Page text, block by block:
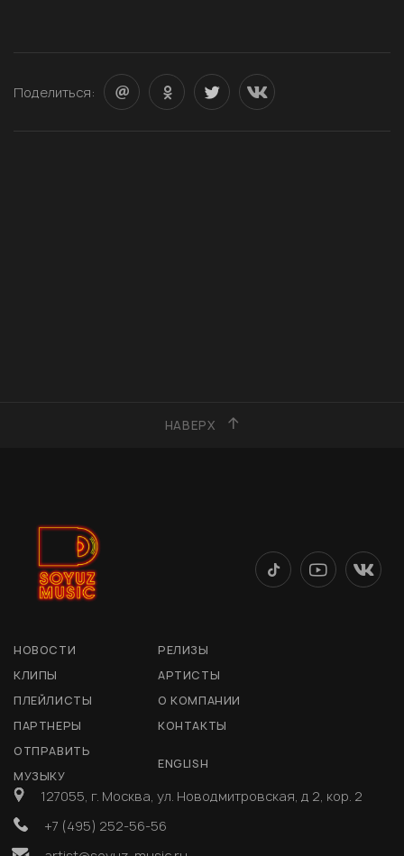
Поделиться:
НАВЕРХ
НОВОСТИ
РЕЛИЗЫ
КЛИПЫ
АРТИСТЫ
ПЛЕЙЛИСТЫ
О КОМПАНИИ
ПАРТНЕРЫ
КОНТАКТЫ
ОТПРАВИТЬ
МУЗЫКУ
ENGLISH
127055, г. Москва, ул. Новодмитровская, д 2, кор. 2
+7 (495) 252-56-56